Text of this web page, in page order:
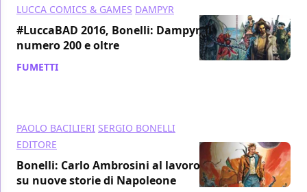
LUCCA COMICS & GAMES DAMPYR
#LuccaBAD 2016, Bonelli: Dampyr, il
numero 200 e oltre
FUMETTI
PAOLO BACILIERI SERGIO BONELLI
EDITORE
Bonelli: Carlo Ambrosini al lavoro
su nuove storie di Napoleone